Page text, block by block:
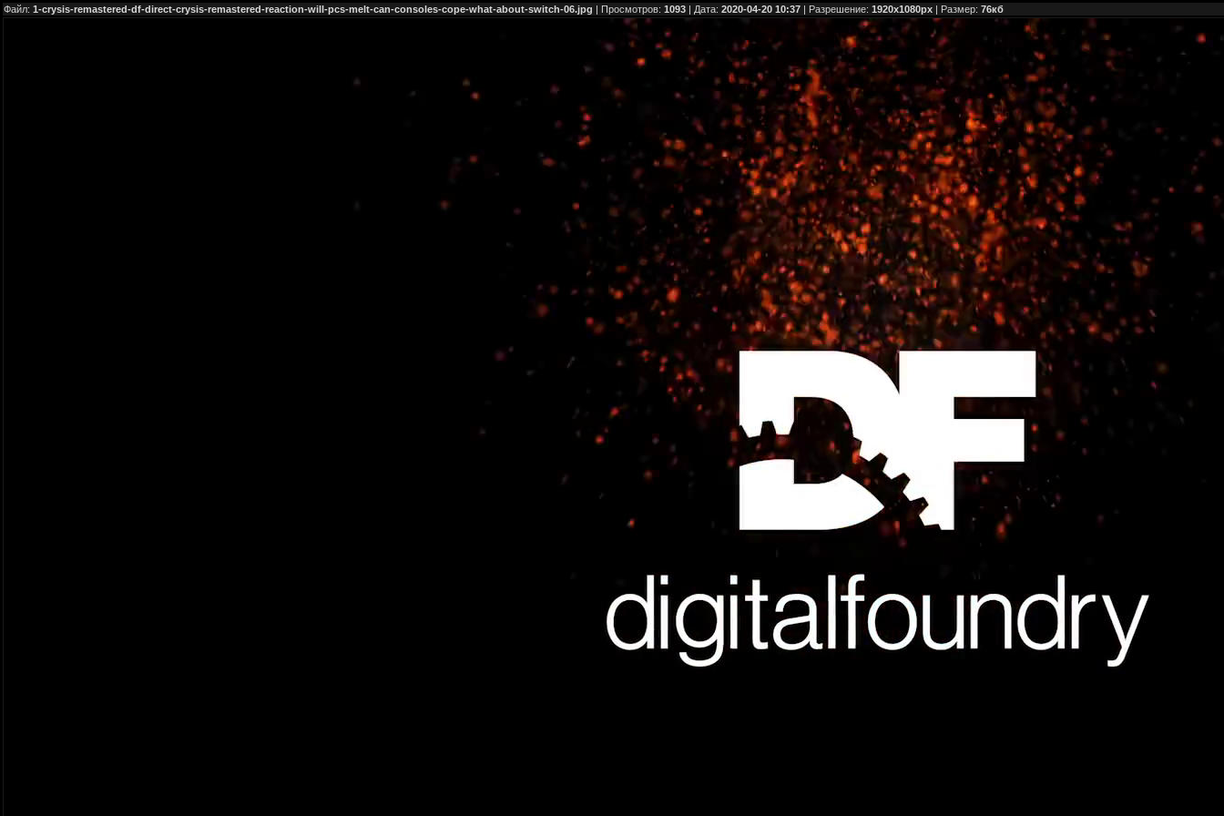
Файл: 1-crysis-remastered-df-direct-crysis-remastered-reaction-will-pcs-melt-can-consoles-cope-what-about-switch-06.jpg | Просмотров: 1093 | Дата: 2020-04-20 10:37 | Разрешение: 1920x1080px | Размер: 76кб